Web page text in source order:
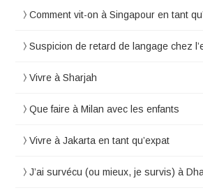
Comment vit-on à Singapour en tant
Suspicion de retard de langage chez
Vivre à Sharjah
Que faire à Milan avec les enfants
Vivre à Jakarta en tant qu’expat
J’ai survécu (ou mieux, je survis) à